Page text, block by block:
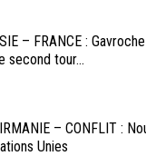
– FRANCE :
second tour...
– CONFLIT :
Unies